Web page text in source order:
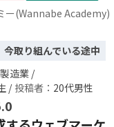
ー(Wannabe Academy)
今取り組んでいる途中
造業 /
/ 投稿者： 20代男性